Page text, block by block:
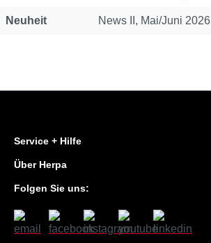
Neuheit News II, Mai/Juni 2026
Service + Hilfe
Über Herpa
Folgen Sie uns: